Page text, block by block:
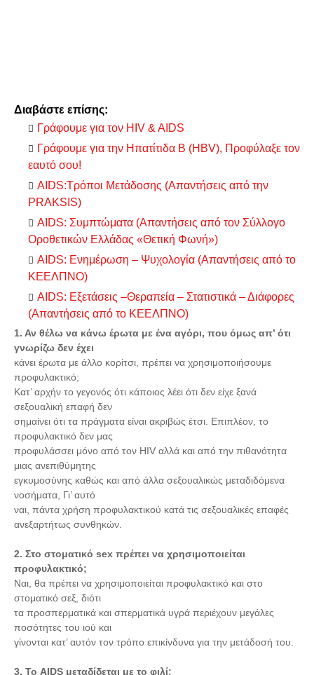
Διαβάστε επίσης:
Γράφουμε για τον HIV & AIDS
Γράφουμε για την Ηπατίτιδα Β (HBV), Προφύλαξε τον
εαυτό σου!
AIDS:Τρόποι Μετάδοσης (Απαντήσεις από την
PRAKSIS)
AIDS: Συμπτώματα (Απαντήσεις από τον Σύλλογο
Οροθετικών Ελλάδας «Θετική Φωνή»)
AIDS: Ενημέρωση – Ψυχολογία (Απαντήσεις από το
ΚΕΕΛΠΝΟ)
AIDS: Εξετάσεις –Θεραπεία – Στατιστικά – Διάφορες
(Απαντήσεις από το ΚΕΕΛΠΝΟ)
1. Αν θέλω να κάνω έρωτα με ένα αγόρι, που όμως απ’ ότι
γνωρίζω δεν έχει
κάνει έρωτα με άλλο κορίτσι, πρέπει να χρησιμοποιήσουμε
προφυλακτικό;
Κατ’ αρχήν το γεγονός ότι κάποιος λέει ότι δεν είχε ξανά
σεξουαλική επαφή δεν
σημαίνει ότι τα πράγματα είναι ακριβώς έτσι. Επιπλέον, το
προφυλακτικό δεν μας
προφυλάσσει μόνο από τον HIV αλλά και από την πιθανότητα
μιας ανεπιθύμητης
εγκυμοσύνης καθώς και από άλλα σεξουαλικώς μεταδιδόμενα
νοσήματα, Γι’ αυτό
ναι, πάντα χρήση προφυλακτικού κατά τις σεξουαλικές επαφές
ανεξαρτήτως συνθηκών.
2. Στο στοματικό sex πρέπει να χρησιμοποιείται
προφυλακτικό;
Ναι, θα πρέπει να χρησιμοποιείται προφυλακτικό και στο
στοματικό σεξ, διότι
τα προσπερματικά και σπερματικά υγρά περιέχουν μεγάλες
ποσότητες του ιού και
γίνονται κατ’ αυτόν τον τρόπο επικίνδυνα για την μετάδοσή του.
3. Το AIDS μεταδίδεται με το φιλί;